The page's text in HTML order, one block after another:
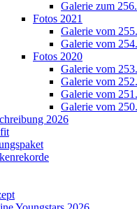
Galerie zum
Fotos 2021
Galerie vom
Galerie vom
Fotos 2020
Galerie vom
Galerie vom
Galerie vom
Galerie vom
2026